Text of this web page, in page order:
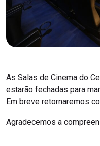
As Salas de Cinema do
estarão fechadas para
Em breve retornaremos
Agradecemos a